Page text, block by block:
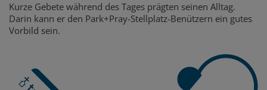
Kurze Gebete während des Tages prägten seinen Alltag.
Darin kann er den Park+Pray-Stellplatz-Benützern ein gutes
Vorbild sein.